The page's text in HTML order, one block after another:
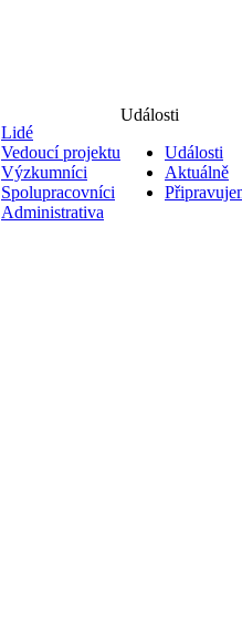
Lidé
Vedoucí projektu
Výzkumníci
Spolupracovníci
Administrativa
Události
Události
Aktuálně